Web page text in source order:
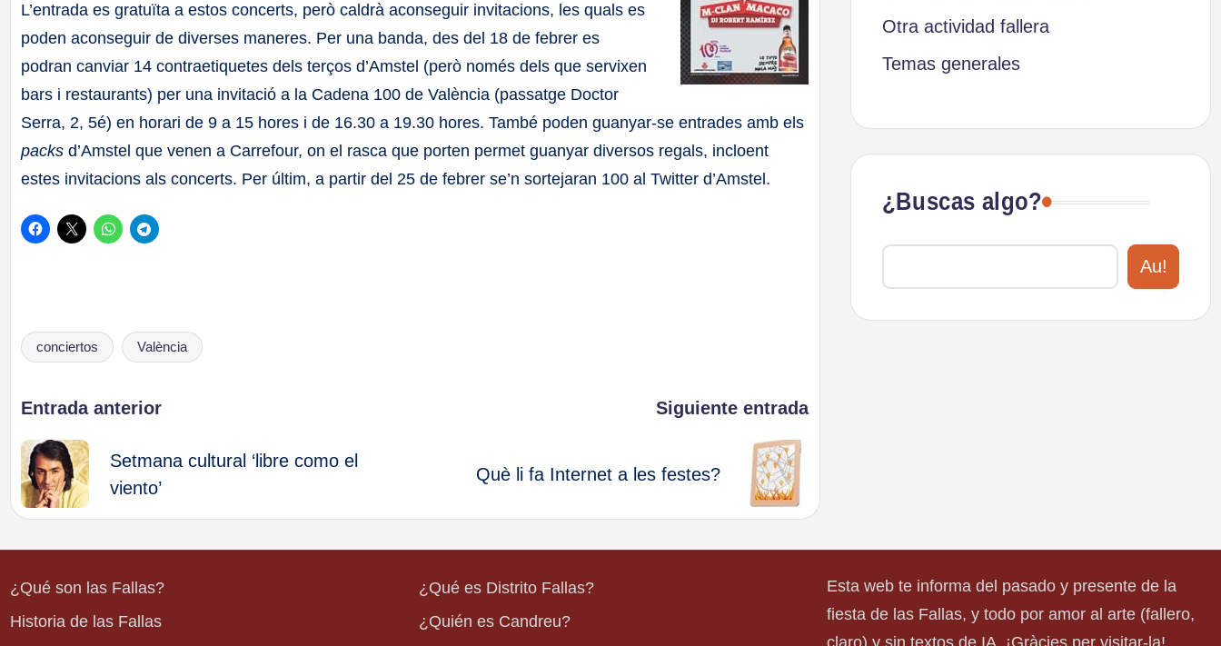
L’entrada es gratuïta a estos concerts, però caldrà aconseguir invitacions, les quals es
poden aconseguir de diverses maneres. Per una banda, des del 18 de febrer es
podran canviar 14 contraetiquetes dels terços d’Amstel (però només dels que servixen
bars i restaurants) per una invitació a la Cadena 100 de València (passatge Doctor
Serra, 2, 5é) en horari de 9 a 15 hores i de 16.30 a 19.30 hores. També poden guanyar-se entrades amb els
packs d’Amstel que venen a Carrefour, on el rasca que porten permet guanyar diversos regals, incloent
estes invitacions als concerts. Per últim, a partir del 25 de febrer se’n sortejaran 100 al Twitter d’Amstel.
Etiquetas:
conciertos València
Navegación
de
entradas
Entrada anterior
Setmana cultural ‘libre como el
viento’
Siguiente entrada
Què li fa Internet a les festes?
Otra actividad fallera
Temas generales
¿Buscas algo?
Au!
¿Qué son las Fallas?
Historia de las Fallas
¿Qué es Distrito Fallas?
¿Quién es Candreu?
Esta web te informa del pasado y presente de la
fiesta de las Fallas, y todo por amor al arte (fallero,
claro) y sin textos de IA. ¡Gràcies per visitar-la!